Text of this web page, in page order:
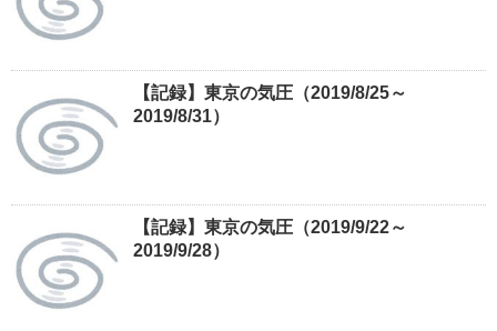
【記録】東京の気圧（2019/8/25～
2019/8/31）
【記録】東京の気圧（2019/9/22～
2019/9/28）